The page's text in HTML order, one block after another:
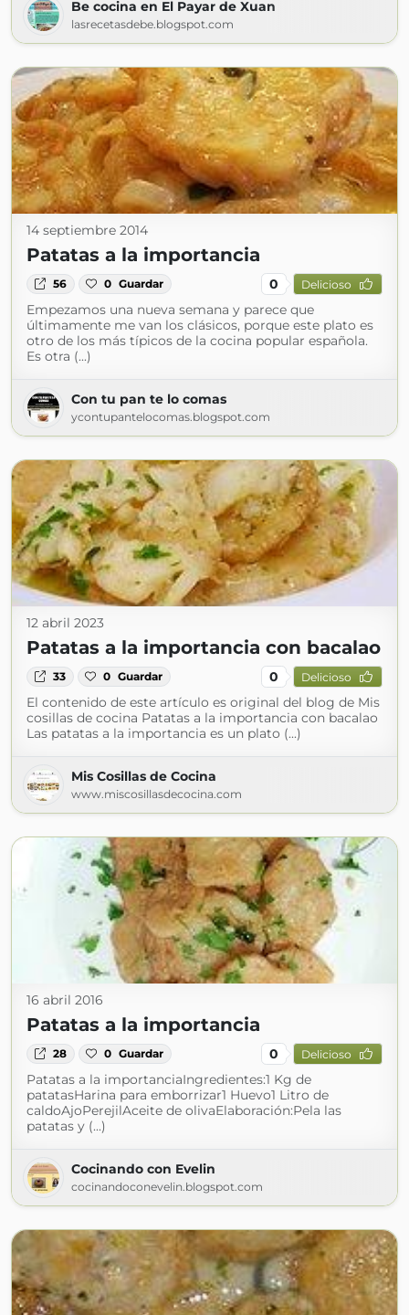
Be cocina en El Payar de Xuan
lasrecetasdebe.blogspot.com
14 septiembre 2014
Patatas a la importancia
56 0 Guardar 0 Delicioso
Empezamos una nueva semana y parece que
últimamente me van los clásicos, porque este plato es
otro de los más típicos de la cocina popular española.
Es otra (...)
Con tu pan te lo comas
ycontupantelocomas.blogspot.com
12 abril 2023
Patatas a la importancia con bacalao
33 0 Guardar 0 Delicioso
El contenido de este artículo es original del blog de Mis
cosillas de cocina Patatas a la importancia con bacalao
Las patatas a la importancia es un plato (...)
Mis Cosillas de Cocina
www.miscosillasdecocina.com
16 abril 2016
Patatas a la importancia
28 0 Guardar 0 Delicioso
Patatas a la importanciaIngredientes:1 Kg de
patatasHarina para emborrizar1 Huevo1 Litro de
caldoAjoPerejilAceite de olivaElaboración:Pela las
patatas y (...)
Cocinando con Evelin
cocinandoconevelin.blogspot.com